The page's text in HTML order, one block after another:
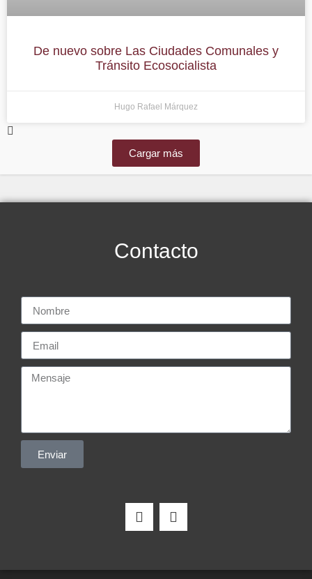
De nuevo sobre Las Ciudades Comunales y
Tránsito Ecosocialista
Hugo Rafael Márquez
Cargar más
Contacto
Enviar